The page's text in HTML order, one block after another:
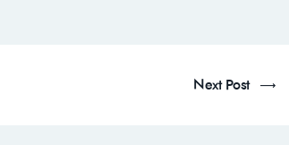
Next Post